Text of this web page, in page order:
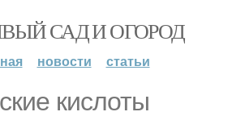
САД И ОГОРОД
новости статьи
кислоты